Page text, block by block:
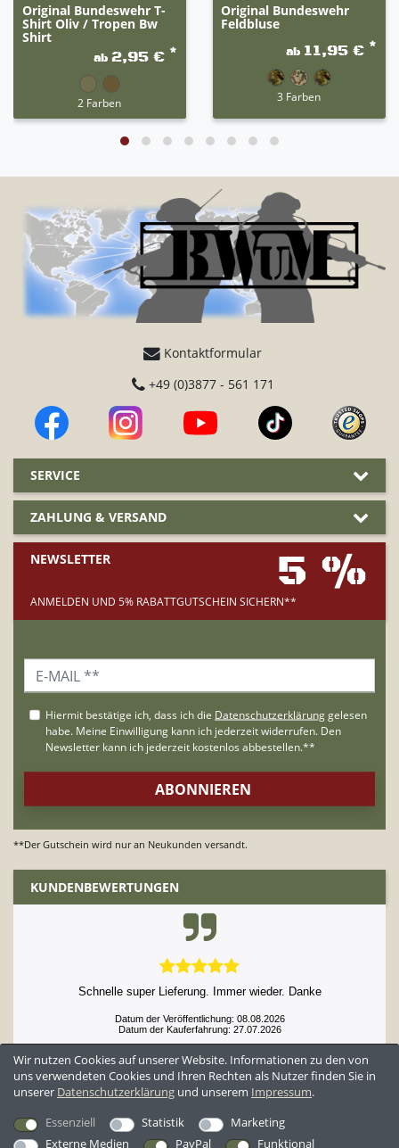
Original Bundeswehr T-
Shirt Oliv / Tropen Bw
Shirt
ab 2,95 € *
2 Farben
Original Bundeswehr
Feldbluse
ab 11,95 € *
3 Farben
Kontaktformular
+49 (0)3877 - 561 171
SERVICE
ZAHLUNG & VERSAND
NEWSLETTER 5 %
ANMELDEN UND 5% RABATTGUTSCHEIN SICHERN**
**Der Gutschein wird nur an Neukunden versandt.
KUNDENBEWERTUNGEN
Schnelle super Lieferung. Immer wieder. Danke
Datum der Veröffentlichung: 08.08.2026
Datum der Kauferfahrung: 27.07.2026
Wir nutzen Cookies auf unserer Website. Informationen zu den von
uns verwendeten Cookies und Ihren Rechten als Nutzer finden Sie in
unserer Daten­schutz­erklärung und unserem Impressum.
Essenziell
Statistik
Marketing
Externe Medien
PayPal Funktional